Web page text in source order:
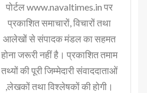
पोर्टल www.navaltimes.in पर
प्रकाशित समाचारों, विचारों तथा
आलेखों से संपादक मंडल का सहमत
होना जरूरी नहीं है। प्रकाशित तमाम
तथ्यों की पूरी जिम्मेदारी संवाददाताओं
,लेखकों तथा विश्लेषकों की होगी।